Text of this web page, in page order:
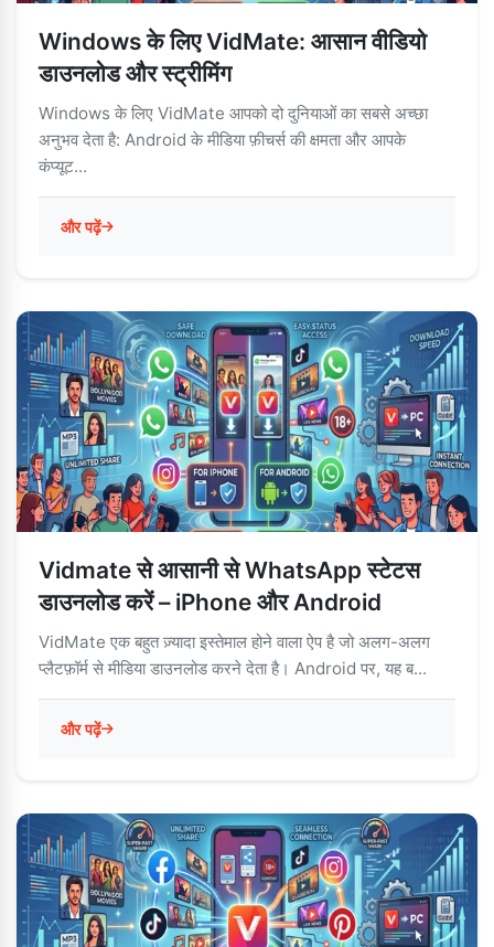
Windows के लिए VidMate: आसान वीडियो
डाउनलोड और स्ट्रीमिंग
Windows के लिए VidMate आपको दो दुनियाओं का सबसे अच्छा
अनुभव देता है: Android के मीडिया फ़ीचर्स की क्षमता और आपके
कंप्यूट...
और पढ़ें
Vidmate से आसानी से WhatsApp स्टेटस
डाउनलोड करें – iPhone और Android
VidMate एक बहुत ज़्यादा इस्तेमाल होने वाला ऐप है जो अलग-अलग
प्लैटफ़ॉर्म से मीडिया डाउनलोड करने देता है। Android पर, यह ब...
और पढ़ें